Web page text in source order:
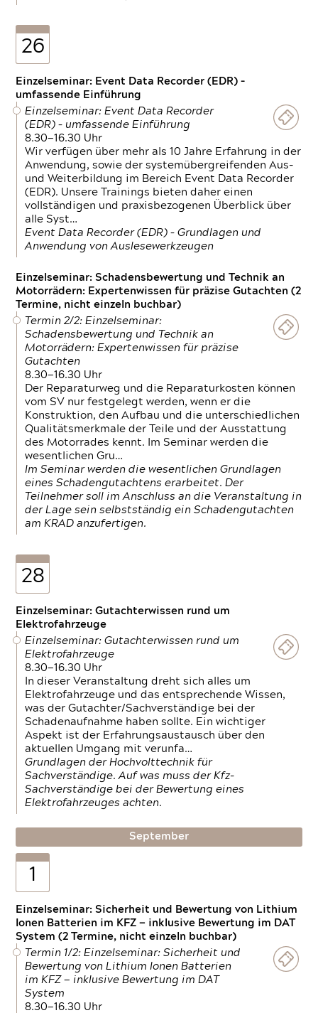
26
Einzelseminar: Event Data Recorder (EDR) –
umfassende Einführung
Einzelseminar: Event Data Recorder
(EDR) – umfassende Einführung
8.30—16.30 Uhr
Wir verfügen über mehr als 10 Jahre Erfahrung in der
Anwendung, sowie der systemübergreifenden Aus-
und Weiterbildung im Bereich Event Data Recorder
(EDR). Unsere Trainings bieten daher einen
vollständigen und praxisbezogenen Überblick über
alle Syst…
Event Data Recorder (EDR) – Grundlagen und
Anwendung von Auslesewerkzeugen
Einzelseminar: Schadensbewertung und Technik an
Motorrädern: Expertenwissen für präzise Gutachten (2
Termine, nicht einzeln buchbar)
Termin 2/2: Einzelseminar:
Schadensbewertung und Technik an
Motorrädern: Expertenwissen für präzise
Gutachten
8.30—16.30 Uhr
Der Reparaturweg und die Reparaturkosten können
vom SV nur festgelegt werden, wenn er die
Konstruktion, den Aufbau und die unterschiedlichen
Qualitätsmerkmale der Teile und der Ausstattung
des Motorrades kennt. Im Seminar werden die
wesentlichen Gru…
Im Seminar werden die wesentlichen Grundlagen
eines Schadengutachtens erarbeitet. Der
Teilnehmer soll im Anschluss an die Veranstaltung in
der Lage sein selbstständig ein Schadengutachten
am KRAD anzufertigen.
28
Einzelseminar: Gutachterwissen rund um
Elektrofahrzeuge
Einzelseminar: Gutachterwissen rund um
Elektrofahrzeuge
8.30—16.30 Uhr
In dieser Veranstaltung dreht sich alles um
Elektrofahrzeuge und das entsprechende Wissen,
was der Gutachter/Sachverständige bei der
Schadenaufnahme haben sollte. Ein wichtiger
Aspekt ist der Erfahrungsaustausch über den
aktuellen Umgang mit verunfa…
Grundlagen der Hochvolttechnik für
Sachverständige. Auf was muss der Kfz-
Sachverständige bei der Bewertung eines
Elektrofahrzeuges achten.
September
1
Einzelseminar: Sicherheit und Bewertung von Lithium
Ionen Batterien im KFZ — inklusive Bewertung im DAT
System (2 Termine, nicht einzeln buchbar)
Termin 1/2: Einzelseminar: Sicherheit und
Bewertung von Lithium Ionen Batterien
im KFZ — inklusive Bewertung im DAT
System
8.30—16.30 Uhr